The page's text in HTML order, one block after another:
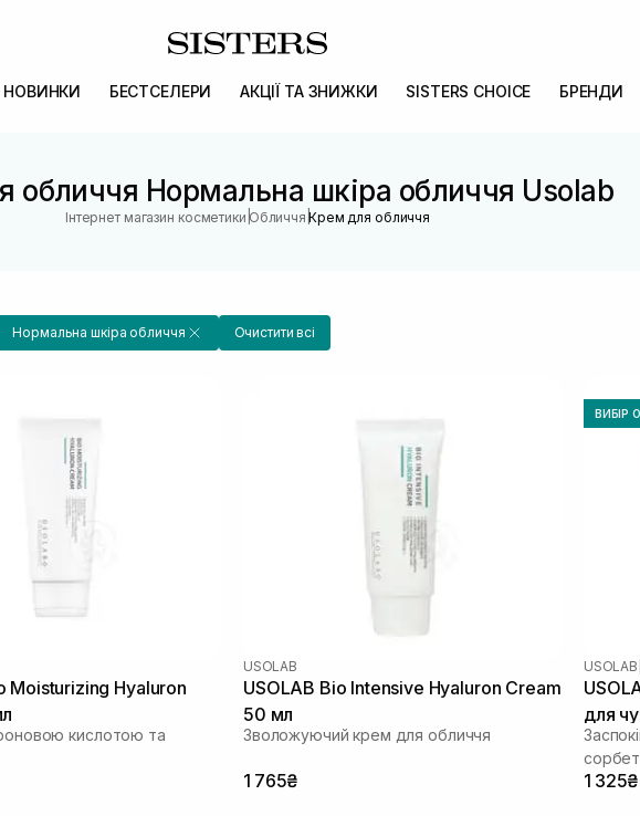
НОВИНКИ БЕСТСЕЛЕРИ АКЦІЇ ТА ЗНИЖКИ SISTERS CHOICE БРЕНДИ
обличчя Нормальна шкіра обличчя Usolab
Інтернет магазин косметики |Обличчя |Крем для обличчя
Нормальна шкіра обличчя Очистити всі
Moisturizing Hyaluron
кислотою та
USOLAB
USOLAB Bio Intensive Hyaluron Cream
50 мл
Зволожуючий крем для обличчя
1 765₴
ВИБІР
USOLAB
для
сорбет
1 325₴